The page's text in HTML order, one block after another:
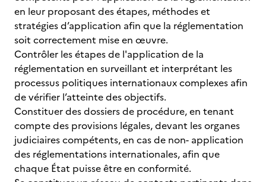
en leur proposant des étapes, méthodes et
stratégies d’application afin que la réglementation
soit correctement mise en œuvre.
Contrôler les étapes de l'application de la
réglementation en surveillant et interprétant les
processus politiques internationaux complexes afin
de vérifier l’atteinte des objectifs.
Constituer des dossiers de procédure, en tenant
compte des provisions légales, devant les organes
judiciaires compétents, en cas de non- application
des réglementations internationales, afin que
chaque État puisse être en conformité.